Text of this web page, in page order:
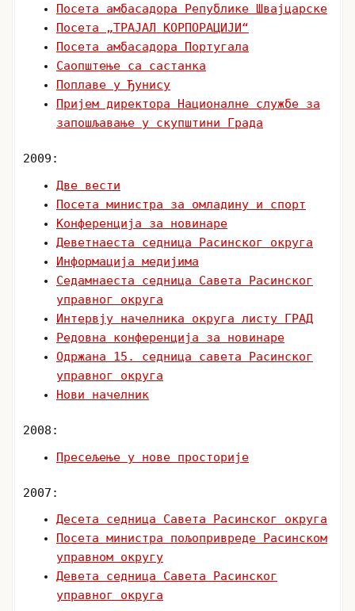
Посета амбасадора Републике Швајцарске
Посета „ТРАЈАЛ КОРПОРАЦИЈИ“
Посета амбасадора Португала
Саопштење са састанка
Поплаве у Ђунису
Пријем директора Националне службе за
запошљавање у скупштини Града
2009:
Две вести
Посета министра за омладину и спорт
Конференција за новинаре
Деветнаеста седница Расинског округа
Информација медијима
Седамнаеста седница Савета Расинског
управног округа
Интервју начелника округа листу ГРАД
Редовна конференција за новинаре
Одржана 15. седница савета Расинског
управног округа
Нови начелник
2008:
Пресељење у нове просторије
2007:
Десета седница Савета Расинског округа
Посета министра пољопривреде Расинском
управном округу
Девета седница Савета Расинског
управног округа